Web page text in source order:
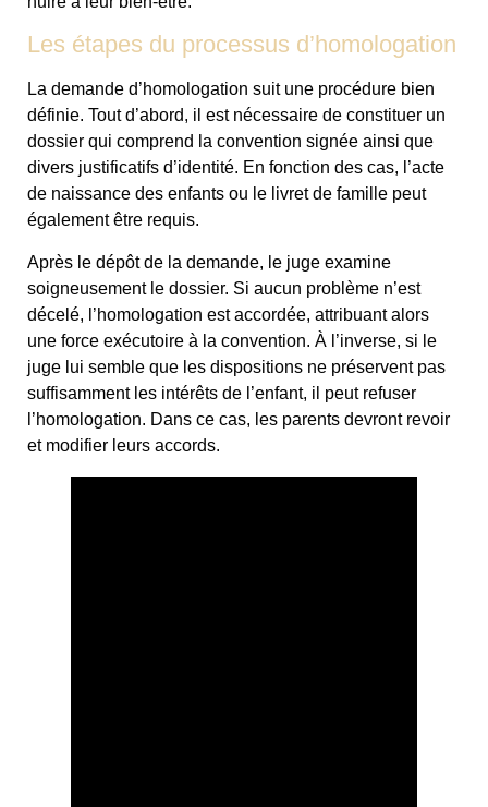
Les étapes du processus d’homologation
La demande d’homologation suit une procédure bien
définie. Tout d’abord, il est nécessaire de constituer un
dossier qui comprend la convention signée ainsi que
divers justificatifs d’identité. En fonction des cas, l’acte
de naissance des enfants ou le livret de famille peut
également être requis.
Après le dépôt de la demande, le juge examine
soigneusement le dossier. Si aucun problème n’est
décelé, l’homologation est accordée, attribuant alors
une force exécutoire à la convention. À l’inverse, si le
juge lui semble que les dispositions ne préservent pas
suffisamment les intérêts de l’enfant, il peut refuser
l’homologation. Dans ce cas, les parents devront revoir
et modifier leurs accords.